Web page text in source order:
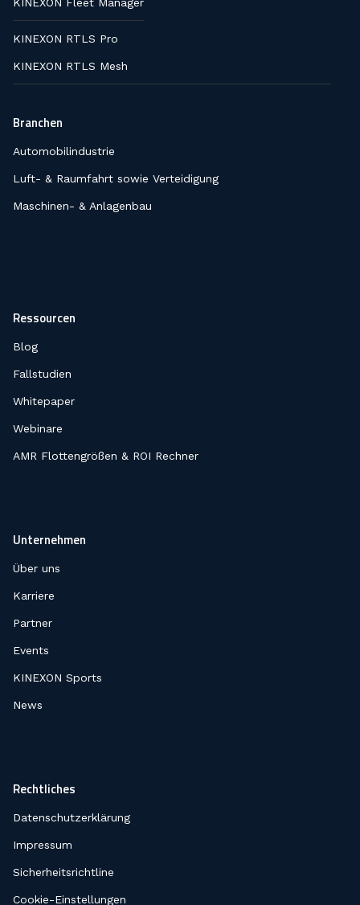
KINEXON RTLS Pro
KINEXON RTLS Mesh
Branchen
Automobilindustrie
Luft- & Raumfahrt sowie Verteidigung
Maschinen- & Anlagenbau
Ressourcen
Blog
Fallstudien
Whitepaper
Webinare
AMR Flottengrößen & ROI Rechner
Unternehmen
Über uns
Karriere
Partner
Events
KINEXON Sports
News
Rechtliches
Datenschutzerklärung
Impressum
Sicherheitsrichtline
Cookie-Einstellungen